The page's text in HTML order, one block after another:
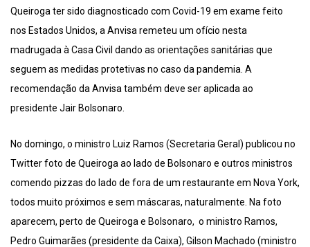
Queiroga ter sido diagnosticado com Covid-19 em exame feito
nos Estados Unidos, a Anvisa remeteu um ofício nesta
madrugada à Casa Civil dando as orientações sanitárias que
seguem as medidas protetivas no caso da pandemia. A
recomendação da Anvisa também deve ser aplicada ao
presidente Jair Bolsonaro.
No domingo, o ministro Luiz Ramos (Secretaria Geral) publicou no
Twitter foto de Queiroga ao lado de Bolsonaro e outros ministros
comendo pizzas do lado de fora de um restaurante em Nova York,
todos muito próximos e sem máscaras, naturalmente. Na foto
aparecem, perto de Queiroga e Bolsonaro, o ministro Ramos,
Pedro Guimarães (presidente da Caixa), Gilson Machado (ministro